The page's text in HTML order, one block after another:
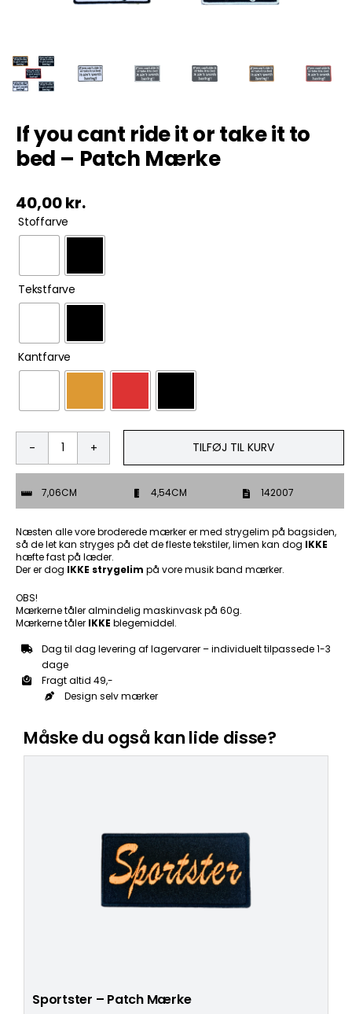
ØL & Spiritus
Tøj & Andre Varer
Rodkasse/Tilbud
If you cant ride it or take it to
bed – Patch Mærke
40,00kr.
Stoffarve
Tekstfarve
Kantfarve
If
you
ride
it
or
take
it
to
-
Patch
antal
TILFØJ TIL KURV
7,06CM 4,54CM 142007
Næsten alle vore broderede mærker er med strygelim på bagsiden,
så de let kan stryges på det de fleste tekstiler, limen kan dog IKKE
hæfte fast på læder.
Der er dog IKKE strygelim på vore musik band mærker.
OBS!
Mærkerne tåler almindelig maskinvask på 60g.
Mærkerne tåler IKKE blegemiddel.
Dag til dag levering af lagervarer – individuelt tilpassede 1-3
dage
Fragt altid 49,-
Design selv mærker
Måske du også kan lide disse?
Sportster – Patch Mærke